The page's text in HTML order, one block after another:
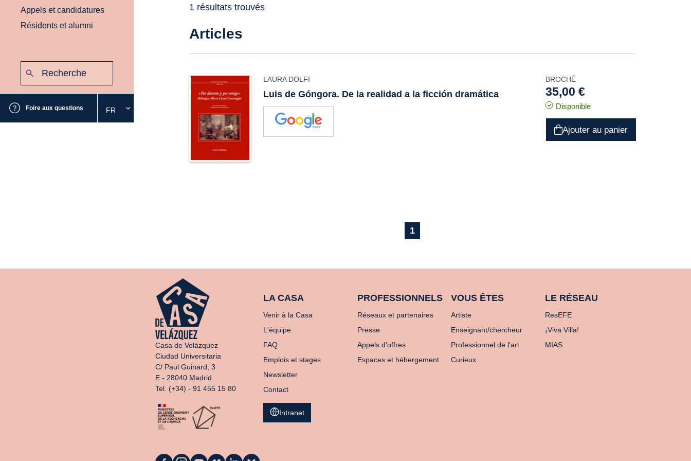
Appels et candidatures
Résidents et alumni
Foire aux questions
Sélectionnez
la
FR
1 résultats trouvés
Articles
LAURA DOLFI
Luis de Góngora. De la realidad a la ficción dramática
BROCHÉ
35,00 €
Disponible
Ajouter au panier
1
Casa de Velázquez
Ciudad Universitaria
C/ Paul Guinard, 3
E - 28040 Madrid
Tel. (+34) - 91 455 15 80
LA CASA
Venir à la Casa
L'équipe
FAQ
Emplois et stages
Newsletter
Contact
PROFESSIONNELS
Réseaux et partenaires
Presse
Appels d'offres
Espaces et hébergement
VOUS ÊTES
Artiste
Enseignant/chercheur
Professionnel de l'art
Curieux
LE RÉSEAU
ResEFE
¡Viva Villa!
MIAS
Intranet